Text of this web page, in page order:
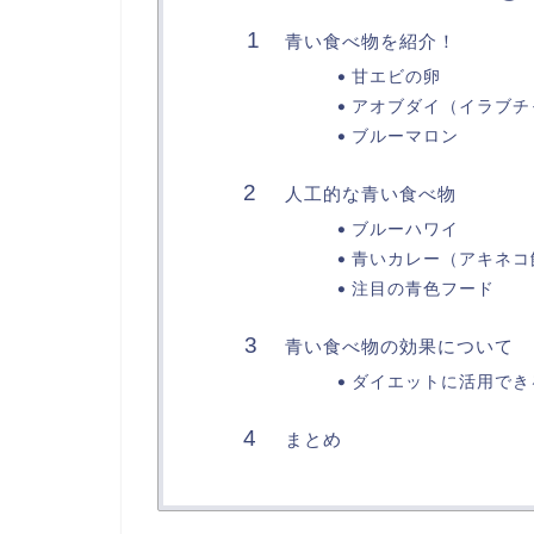
青い食べ物を紹介！
甘エビの卵
アオブダイ（イラブチ
ブルーマロン
人工的な青い食べ物
ブルーハワイ
青いカレー（アキネコ
注目の青色フード
青い食べ物の効果について
ダイエットに活用でき
まとめ